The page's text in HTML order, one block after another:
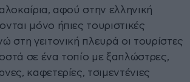
αφού στην ελληνική
μόνο ήπιες τουριστικές
στη γειτονική πλευρά οι τουρίστες
σε ένα τοπίο με ξαπλώστρες,
καφετερίες, τσιμεντένιες